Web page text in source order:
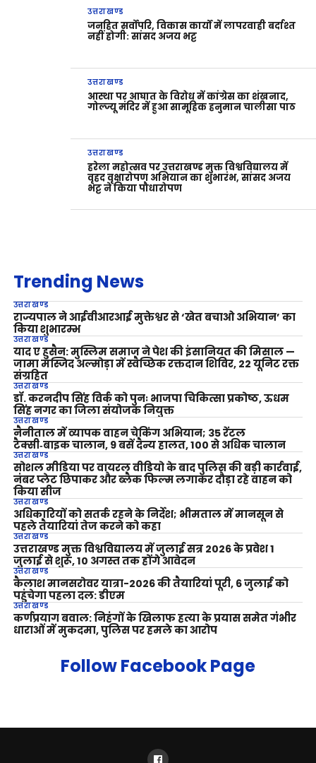
उत्तराखण्ड
जनहित सर्वोपरि, विकास कार्यों में लापरवाही बर्दाश्त
नहीं होगी: सांसद अजय भट्ट
उत्तराखण्ड
आस्था पर आघात के विरोध में कांग्रेस का शंखनाद,
गोल्ज्यू मंदिर में हुआ सामूहिक हनुमान चालीसा पाठ
उत्तराखण्ड
हरेला महोत्सव पर उत्तराखण्ड मुक्त विश्वविद्यालय में
वृहद वृक्षारोपण अभियान का शुभारंभ, सांसद अजय
भट्ट ने किया पौधारोपण
Trending News
उत्तराखण्ड
राज्यपाल ने आईवीआरआई मुक्तेश्वर से ‘खेत बचाओ अभियान’ का
किया शुभारम्भ
उत्तराखण्ड
याद ए हुसैन: मुस्लिम समाज ने पेश की इंसानियत की मिसाल —
जामा मस्जिद अल्मोड़ा में स्वैच्छिक रक्तदान शिविर, 22 यूनिट रक्त
संग्रहित
उत्तराखण्ड
डॉ. करनदीप सिंह विर्क को पुनः भाजपा चिकित्सा प्रकोष्ठ, ऊधम
सिंह नगर का जिला संयोजक नियुक्त
उत्तराखण्ड
नैनीताल में व्यापक वाहन चेकिंग अभियान; 35 रेंटल
टैक्सी‑बाइक चालान, 9 बसें दैन्य हालत, 100 से अधिक चालान
उत्तराखण्ड
सोशल मीडिया पर वायरल वीडियो के बाद पुलिस की बड़ी कार्रवाई,
नंबर प्लेट छिपाकर और ब्लैक फिल्म लगाकर दौड़ा रहे वाहन को
किया सीज
उत्तराखण्ड
अधिकारियों को सतर्क रहने के निर्देश; भीमताल में मानसून से
पहले तैयारियां तेज करने को कहा
उत्तराखण्ड
उत्तराखण्ड मुक्त विश्वविद्यालय में जुलाई सत्र 2026 के प्रवेश 1
जुलाई से शुरू, 10 अगस्त तक होंगे आवेदन
उत्तराखण्ड
कैलाश मानसरोवर यात्रा-2026 की तैयारियां पूरी, 6 जुलाई को
पहुंचेगा पहला दल: डीएम
उत्तराखण्ड
कर्णप्रयाग बवाल: निहंगों के खिलाफ हत्या के प्रयास समेत गंभीर
धाराओं में मुकदमा, पुलिस पर हमले का आरोप
Follow Facebook Page